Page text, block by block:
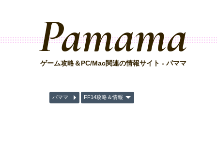
Pamama
ゲーム攻略＆PC/Mac関連の情報サイト - パママ
パママ FF14攻略＆情報